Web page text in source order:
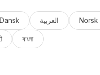
Dansk العربية Norsk
বাংলা